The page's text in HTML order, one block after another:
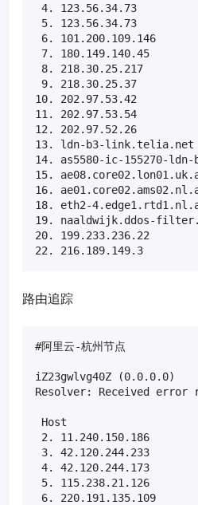
4. 123.56.34.73
5. 123.56.34.73
6. 101.200.109.146
7. 180.149.140.45
8. 218.30.25.217
9. 218.30.25.37
10. 202.97.53.42
11. 202.97.53.54
12. 202.97.52.26
13. ldn-b3-
14. as5580-ic-155270-
15.
16.
18. eth2-
19. naaldwijk.ddos-
20. 199.233.236.22
22. 216.189.149.3
路由追踪
#阿里云-杭州节点
iZ23gwlvg40Z
Resolver: Received
Host
2. 11.240.150.186
3. 42.120.244.233
4. 42.120.244.173
5. 115.238.21.126
6. 220.191.135.109